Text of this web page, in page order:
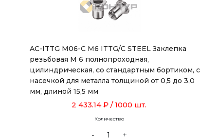
AC-ITTG M06-C M6 ITTG/C STEEL Заклепка
резьбовая М 6 полнопроходная,
цилиндрическая, со стандартным бортиком, с
насечкой для металла толщиной от 0,5 до 3,0
мм, длиной 15,5 мм
2 433.14 ₽ / 1000 шт.
Количество
- +